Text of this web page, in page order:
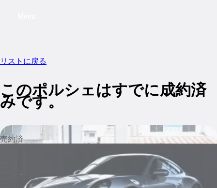
リストに戻る
このポルシェはすでに成約済
みです。
売約済